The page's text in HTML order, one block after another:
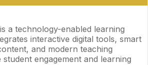
a technology-enabled learning
interactive digital tools, smart
and modern teaching
engagement and learning